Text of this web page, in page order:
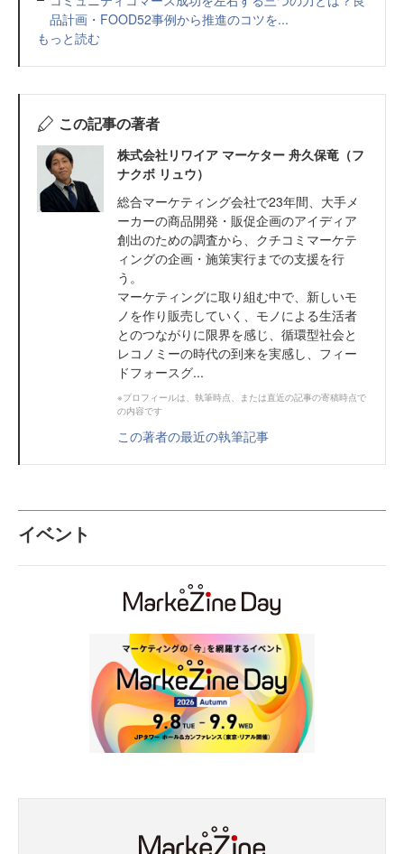
品計画・FOOD52事例から推進のコツを...
もっと読む
この記事の著者
株式会社リワイア マーケター 舟久保竜（フ
ナクボ リュウ）
総合マーケティング会社で23年間、大手メ
ーカーの商品開発・販促企画のアイディア
創出のための調査から、クチコミマーケテ
ィングの企画・施策実行までの支援を行
う。
マーケティングに取り組む中で、新しいモ
ノを作り販売していく、モノによる生活者
とのつながりに限界を感じ、循環型社会と
レコノミーの時代の到来を実感し、フィー
ドフォースグ...
※プロフィールは、執筆時点、または直近の記事の寄稿時点で
の内容です
この著者の最近の執筆記事
イベント